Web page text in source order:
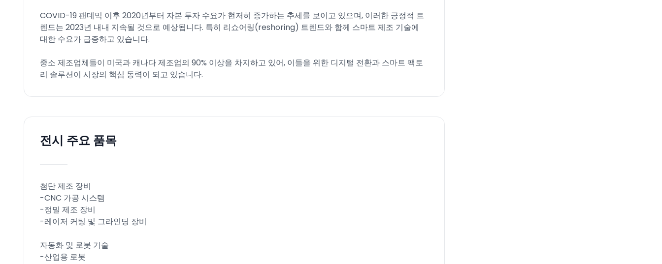
COVID-19 팬데믹 이후 2020년부터 자본 투자 수요가 현저히 증가하는 추세를 보이고 있으며, 이러한 긍정적 트
렌드는 2023년 내내 지속될 것으로 예상됩니다. 특히 리쇼어링(reshoring) 트렌드와 함께 스마트 제조 기술에
대한 수요가 급증하고 있습니다.
중소 제조업체들이 미국과 캐나다 제조업의 90% 이상을 차지하고 있어, 이들을 위한 디지털 전환과 스마트 팩토
리 솔루션이 시장의 핵심 동력이 되고 있습니다.
전시 주요 품목
첨단 제조 장비
-CNC 가공 시스템
-정밀 제조 장비
-레이저 커팅 및 그라인딩 장비
자동화 및 로봇 기술
-산업용 로봇